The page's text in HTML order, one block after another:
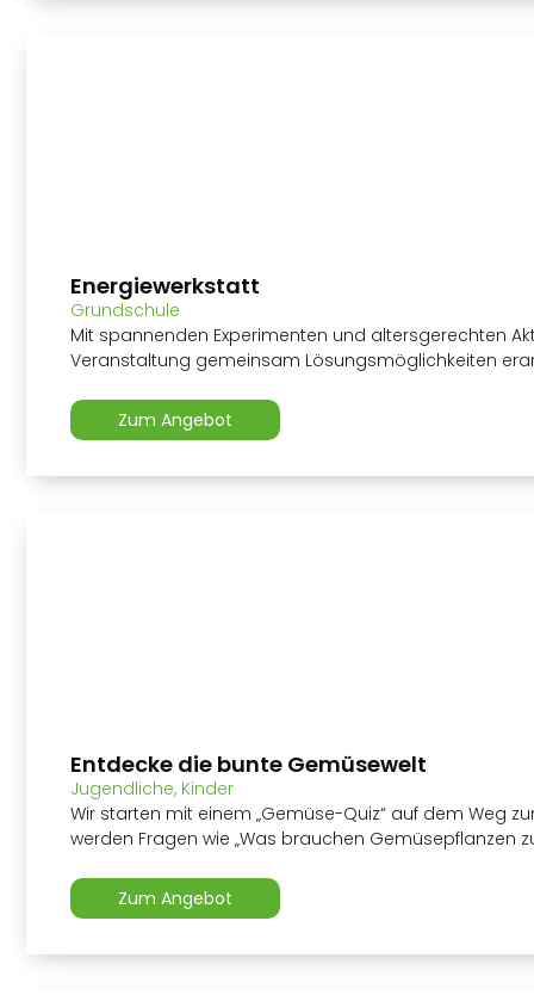
Energiewerkstatt
Grundschule
Mit spannenden Experimenten und altersgerechten
Veranstaltung gemeinsam Lösungsmöglichkeiten
Zum Angebot
Entdecke die bunte Gemüsewelt
Jugendliche, Kinder
Wir starten mit einem „Gemüse-Quiz“ auf dem Weg
werden Fragen wie „Was brauchen Gemüsepflanzen
Zum Angebot